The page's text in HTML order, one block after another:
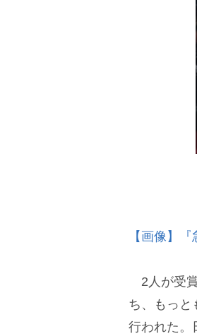
【画像】
2人が受
ち、もっと
行われた。